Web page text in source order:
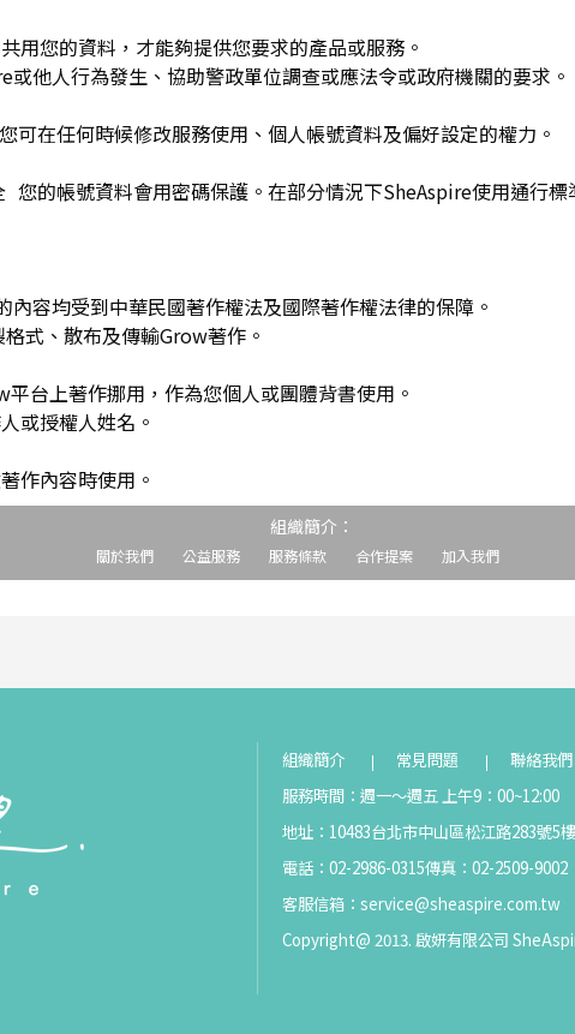
用您的資料，才能夠提供您要求的產品或服務。
或他人行為發生、協助警政單位調查或應法令或政府機關的要求。
可在任何時候修改服務使用、個人帳號資料及偏好設定的權力。
您的帳號資料會用密碼保護。在部分情況下SheAspire使用通行
內容均受到中華民國著作權法及國際著作權法律的保障。
式、散布及傳輸Grow著作。
平台上著作挪用，作為您個人或團體背書使用。
或授權人姓名。
作內容時使用。
組織簡介：
關於我們 公益服務 服務條款 合作提案 加入我們
組織簡介 常見問題 聯絡我們
服務時間：週一～週五 上午9：00~12:00
地址：10483台北市中山區松江路283號5樓
電話：02-2986-0315傳真：02-2509-9002
客服信箱： service@sheaspire.com.tw
Copyright@ 2013. 啟妍有限公司